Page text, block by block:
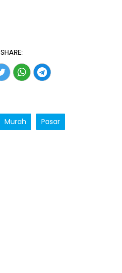
SHARE:
Murah Pasar